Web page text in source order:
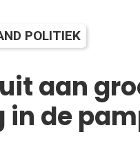
POLITIEK
aan
in de